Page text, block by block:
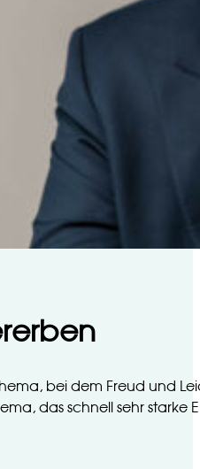
bei dem Freud und
das schnell sehr starke